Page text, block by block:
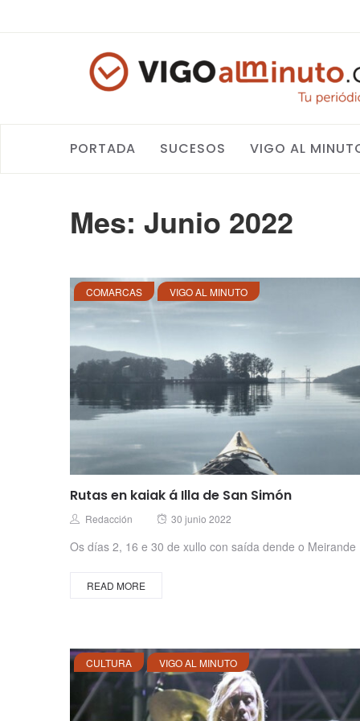
PORTADA SUCESOS VIGO AL
Mes: Junio 2022
COMARCAS VIGO AL MINUTO
Rutas en kaiak á Illa de San Simón
Author
Redacción
Posted
30 junio 2022
Os días 2, 16 e 30 de xullo con saída dende o Meirande
READ MORE
CULTURA VIGO AL MINUTO